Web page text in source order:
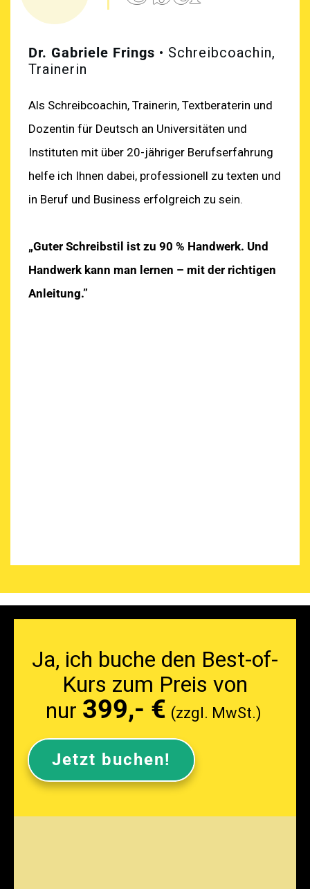
Dr. Gabriele Frings • Schreibcoachin,
Trainerin
Als Schreibcoachin, Trainerin, Textberaterin und
Dozentin für Deutsch an Universitäten und
Instituten mit über 20-jähriger Berufserfahrung
helfe ich Ihnen dabei, professionell zu texten und
in Beruf und Business erfolgreich zu sein.
„Guter Schreibstil ist zu 90 % Handwerk. Und
Handwerk kann man lernen – mit der richtigen
Anleitung.”
Ja, ich buche den Best-of-
Kurs zum Preis von
nur 399,- € (zzgl. MwSt.)
Jetzt buchen!